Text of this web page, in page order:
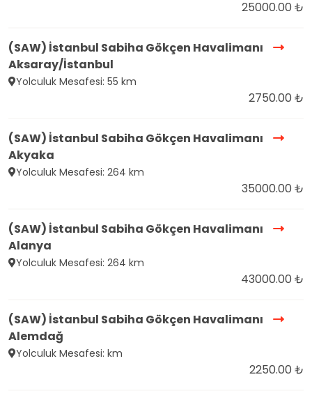
25000.00 ₺
(SAW) İstanbul Sabiha Gökçen Havalimanı
Aksaray/İstanbul
Yolculuk Mesafesi: 55 km
2750.00 ₺
(SAW) İstanbul Sabiha Gökçen Havalimanı
Akyaka
Yolculuk Mesafesi: 264 km
35000.00 ₺
(SAW) İstanbul Sabiha Gökçen Havalimanı
Alanya
Yolculuk Mesafesi: 264 km
43000.00 ₺
(SAW) İstanbul Sabiha Gökçen Havalimanı
Alemdağ
Yolculuk Mesafesi: km
2250.00 ₺